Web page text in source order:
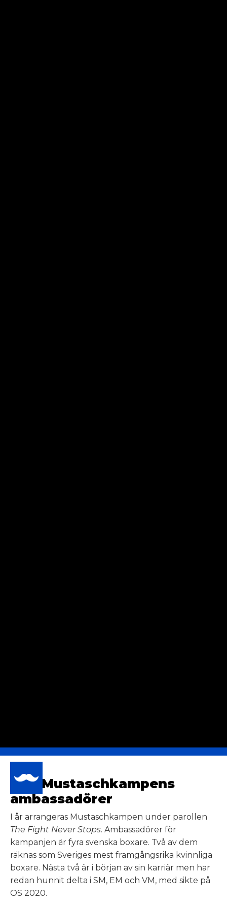
Möt Mustaschkampens
ambassadörer
I år arrangeras Mustaschkampen under parollen
The Fight Never Stops. Ambassadörer för
kampanjen är fyra svenska boxare. Två av dem
räknas som Sveriges mest framgångsrika kvinnliga
boxare. Nästa två är i början av sin karriär men har
redan hunnit delta i SM, EM och VM, med sikte på
OS 2020.